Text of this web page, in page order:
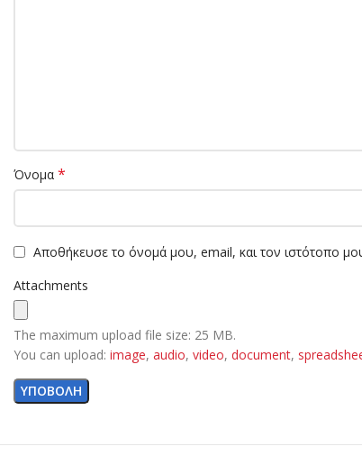
Όνομα *
Αποθήκευσε το όνομά μου, email, και τον ιστότοπο
Attachments
The maximum upload file size: 25 MB.
You can upload: image, audio, video, document,